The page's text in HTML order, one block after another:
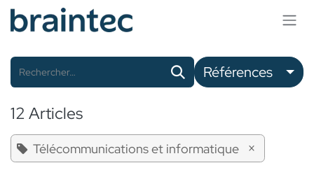
Se rendre au contenu
Références
12 Articles
Télécommunications et informatique ×